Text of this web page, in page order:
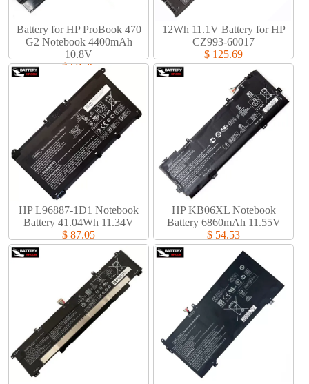
Battery for HP ProBook 470
G2 Notebook 4400mAh
10.8V
$ 69.36
12Wh 11.1V Battery for HP
CZ993-60017
$ 125.69
HP L96887-1D1 Notebook
Battery 41.04Wh 11.34V
$ 87.05
HP KB06XL Notebook
Battery 6860mAh 11.55V
$ 54.53